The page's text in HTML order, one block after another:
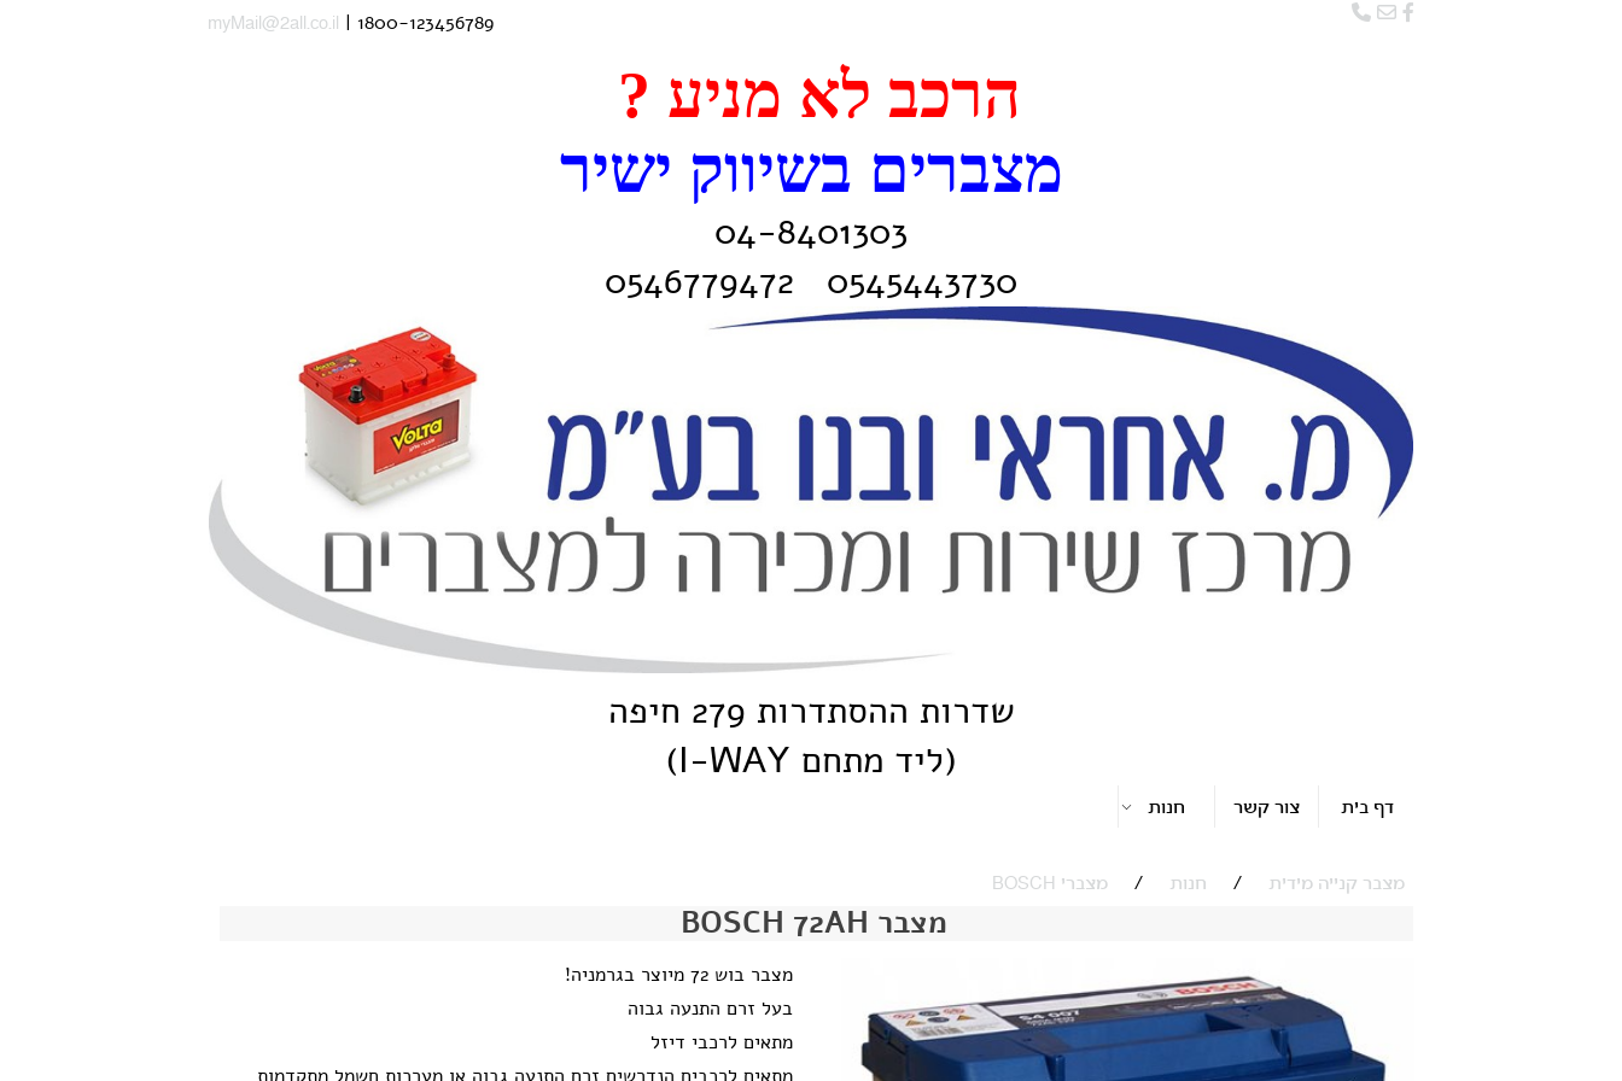
myMail@2all.co.il | 1800-123456789
הרכב לא מניע ?
מצברים בשיווק ישיר
04-8401303
0545443730 0546779472
שדרות ההסתדרות 279 חיפה
(ליד מתחם I-WAY)
דף בית צור קשר חנות
מצבר קנייה מידית / חנות / מצברי BOSCH
מצבר BOSCH 72AH
מצבר בוש 72 מיוצר בגרמניה!
בעל זרם התנעה גבוה
מתאים לרכבי דיזל